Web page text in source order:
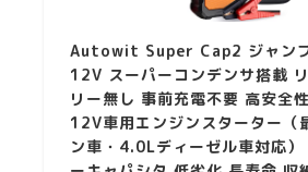
Autowit Super Cap2 ジャン
12V スーパーコンデンサ搭載
リー無し 事前充電不要 高安全
12V車用エンジンスターター（
ン車・4.0Lディーゼル車対応）